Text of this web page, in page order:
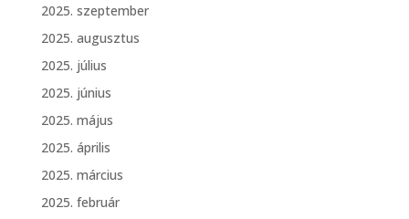
2025. szeptember
2025. augusztus
2025. július
2025. június
2025. május
2025. április
2025. március
2025. február